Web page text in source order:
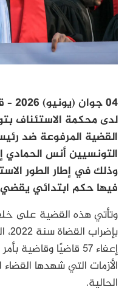
لدى محكمة الاستئناف
القضية المرفوعة ضد
وذلك في إطار الطور
فيها حكم ابتدائي
وتأتي هذه القضية على
إعفاء 57 قاضيًا
الأزمات التي شهدها
الحالية.